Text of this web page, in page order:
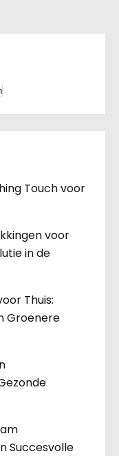
Touch voor
voor
in de
Thuis:
Groenere
Succesvolle